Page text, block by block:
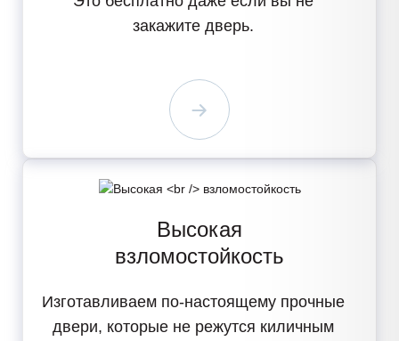
закажите дверь.
Высокая
взломостойкость
Изготавливаем по-настоящему прочные
двери, которые не режутся киличным